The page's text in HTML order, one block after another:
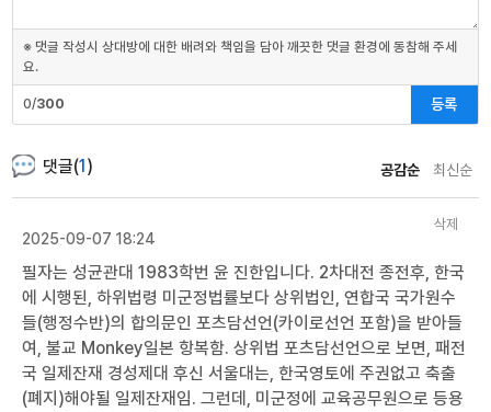
※ 댓글 작성시 상대방에 대한 배려와 책임을 담아 깨끗한 댓글 환경에 동참해 주세
요.
0/300 등록
댓글(1) 공감순 최신순
2025-09-07 18:24
필자는 성균관대 1983학번 윤 진한입니다. 2차대전 종전후, 한국
에 시행된, 하위법령 미군정법률보다 상위법인, 연합국 국가원수
들(행정수반)의 합의문인 포츠담선언(카이로선언 포함)을 받아들
여, 불교 Monkey일본 항복함. 상위법 포츠담선언으로 보면, 패전
국 일제잔재 경성제대 후신 서울대는, 한국영토에 주권없고 축출
(폐지)해야될 일제잔재임. 그런데, 미군정에 교육공무원으로 등용
삭제